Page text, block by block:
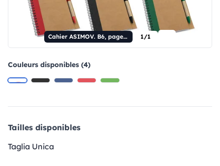
Cahier ASIMOV. B6, pages blanches 1/1
Couleurs disponibles (4)
Tailles disponibles
Taglia Unica